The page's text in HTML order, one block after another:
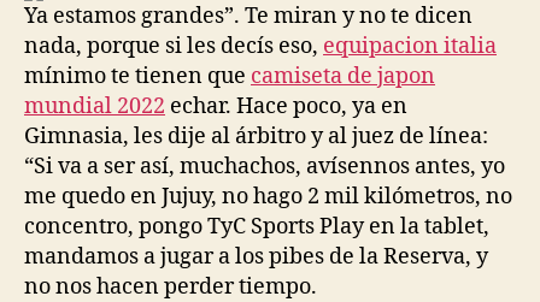
Ya estamos grandes”. Te miran y no te dicen
nada, porque si les decís eso, equipacion italia
mínimo te tienen que camiseta de japon
mundial 2022 echar. Hace poco, ya en
Gimnasia, les dije al árbitro y al juez de línea:
“Si va a ser así, muchachos, avísennos antes, yo
me quedo en Jujuy, no hago 2 mil kilómetros, no
concentro, pongo TyC Sports Play en la tablet,
mandamos a jugar a los pibes de la Reserva, y
no nos hacen perder tiempo.